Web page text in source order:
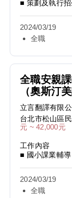
■ 策劃及執行
■ 書籍及教學用
■ 處理庶務（
■ 維持教師、
■ 辦理競賽及
■ 負責文書資
■ 公共環境清
■ 學生接送
能力特質
■ 擅長人際關係
■ 可建立並維持
■ 情緒管理佳
■ 喜歡與孩子
2024/03/19
全職
全職安親
（奧斯汀
立言翻譯有限
台北市松山區
元 ~ 42,000元
工作內容
■ 國小課業輔
■ 班級經營（
■ 親師溝通
2024/03/19
全職